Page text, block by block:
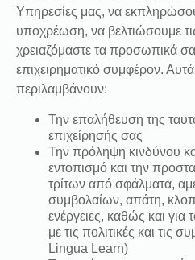
Υπηρεσίες μας, να
υποχρέωση, να βελτιώσουμε
χρειαζόμαστε τα προσωπικά
επιχειρηματικό συμφέρον.
περιλαμβάνουν:
Την επαλήθευση της
επιχείρησής σας
Την πρόληψη κινδύνου
εντοπισμό και την
τρίτων από σφάλματα,
συμβολαίων, απάτη,
ενέργειες, καθώς και
με τις πολιτικές και τις
Lingua Learn)